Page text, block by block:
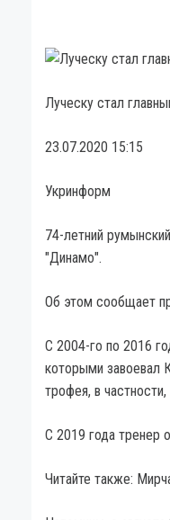
Луческу стал
23.07.2020 15:15
Укринформ
74-летний
"Динамо".
Об этом сообщает
С 2004-го по 2016
которыми завоевал
трофея, в
С 2019 года тренер
Читайте также: